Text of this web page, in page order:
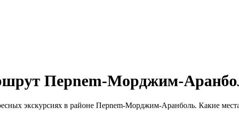
Перnem-Морджим-
экскурсиях в районе Перnem-Морджим-Аранболь. Какие места